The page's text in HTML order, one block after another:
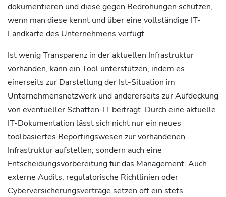
dokumentieren und diese gegen Bedrohungen schützen,
wenn man diese kennt und über eine vollständige IT-
Landkarte des Unternehmens verfügt.
Ist wenig Transparenz in der aktuellen Infrastruktur
vorhanden, kann ein Tool unterstützen, indem es
einerseits zur Darstellung der Ist-Situation im
Unternehmensnetzwerk und andererseits zur Aufdeckung
von eventueller Schatten-IT beiträgt. Durch eine aktuelle
IT-Dokumentation lässt sich nicht nur ein neues
toolbasiertes Reportingswesen zur vorhandenen
Infrastruktur aufstellen, sondern auch eine
Entscheidungsvorbereitung für das Management. Auch
externe Audits, regulatorische Richtlinien oder
Cyberversicherungsverträge setzen oft ein stets